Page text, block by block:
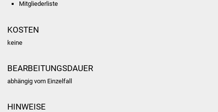
Mitgliederliste
KOSTEN
keine
BEARBEITUNGSDAUER
abhängig vom Einzelfall
HINWEISE